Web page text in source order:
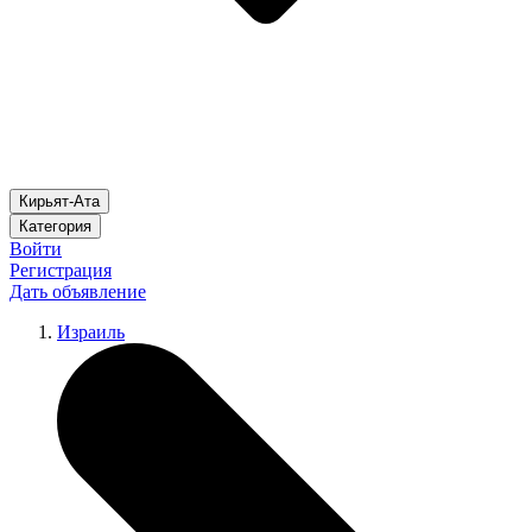
Кирьят-Ата
Категория
Войти
Регистрация
Дать объявление
Израиль